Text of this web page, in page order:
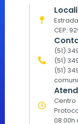
CEP:
(51)
(51)
(51)
Centro
08:00h